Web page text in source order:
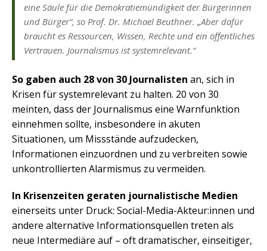
eine Säule für die Demokratiemündigkeit der Bürgerinnen
und Bürger“, so Prof. Dr. Michael Beuthner. „Aber dafür
braucht es Ressourcen, Wissen, Rechte und ein öffentliches
Vertrauen. Journalismus ist systemrelevant.“
So gaben auch 28 von 30 Journalisten an, sich in
Krisen für systemrelevant zu halten. 20 von 30
meinten, dass der Journalismus eine Warnfunktion
einnehmen sollte, insbesondere in akuten
Situationen, um Missstände aufzudecken,
Informationen einzuordnen und zu verbreiten sowie
unkontrollierten Alarmismus zu vermeiden.
In Krisenzeiten geraten journalistische Medien
einerseits unter Druck: Social-Media-Akteur:innen und
andere alternative Informationsquellen treten als
neue Intermediäre auf – oft dramatischer, einseitiger,